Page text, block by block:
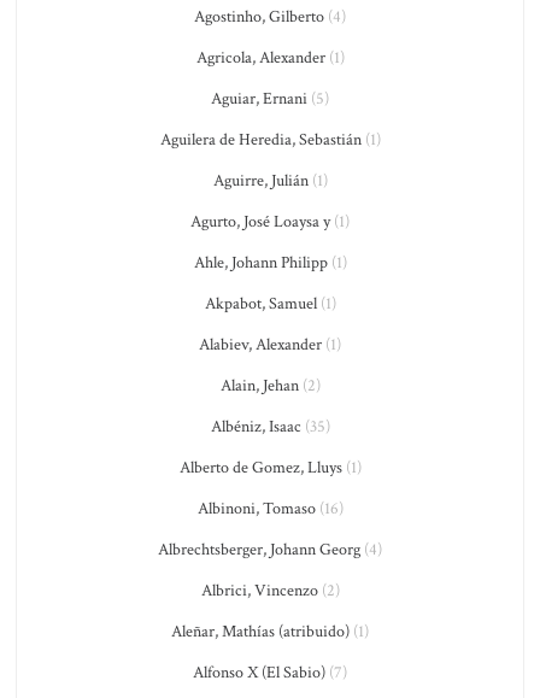
Agostinho, Gilberto (4)
Agricola, Alexander(1)
Aguiar, Ernani (5)
Aguilera de Heredia, Sebastián(1)
Aguirre, Julián(1)
Agurto, José Loaysa y(1)
Ahle, Johann Philipp(1)
Akpabot, Samuel(1)
Alabiev, Alexander (1)
Alain, Jehan(2)
Albéniz, Isaac (35)
Alberto de Gomez, Lluys(1)
Albinoni, Tomaso(16)
Albrechtsberger, Johann Georg (4)
Albrici, Vincenzo(2)
Aleñar, Mathías (atribuido) (1)
Alfonso X (El Sabio) (7)